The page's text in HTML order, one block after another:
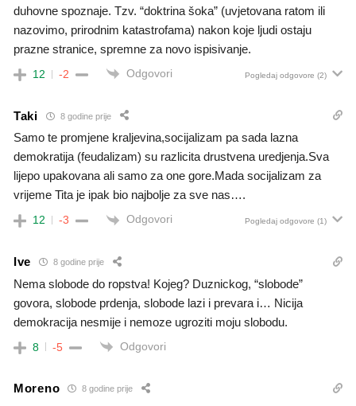
duhovne spoznaje. Tzv. “doktrina šoka” (uvjetovana ratom ili
nazovimo, prirodnim katastrofama) nakon koje ljudi ostaju
prazne stranice, spremne za novo ispisivanje.
12 -2 Odgovori Pogledaj odgovore (2)
Taki 8 godine prije
Samo te promjene kraljevina,socijalizam pa sada lazna
demokratija (feudalizam) su razlicita drustvena uredjenja.Sva
lijepo upakovana ali samo za one gore.Mada socijalizam za
vrijeme Tita je ipak bio najbolje za sve nas….
12 -3 Odgovori Pogledaj odgovore (1)
Ive 8 godine prije
Nema slobode do ropstva! Kojeg? Duznickog, “slobode”
govora, slobode prdenja, slobode lazi i prevara i… Nicija
demokracija nesmije i nemoze ugroziti moju slobodu.
8 -5 Odgovori
Moreno 8 godine prije